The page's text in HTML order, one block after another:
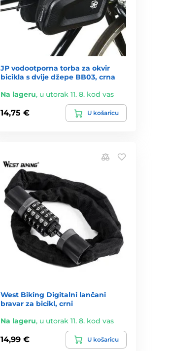
JP vodootporna torba za okvir
bicikla s dvije džepe BB03, crna
Na lageru, u utorak 11. 8. kod vas
14,75 € U košaricu
West Biking Digitalni lančani
bravar za bicikl, crni
Na lageru, u utorak 11. 8. kod vas
14,99 € U košaricu